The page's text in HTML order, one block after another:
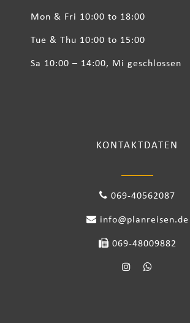
Mon & Fri 10:00 to 18:00
Tue & Thu 10:00 to 15:00
Sa 10:00 – 14:00, Mi geschlossen
KONTAKTDATEN
069-40562087
info@planreisen.de
069-48009882